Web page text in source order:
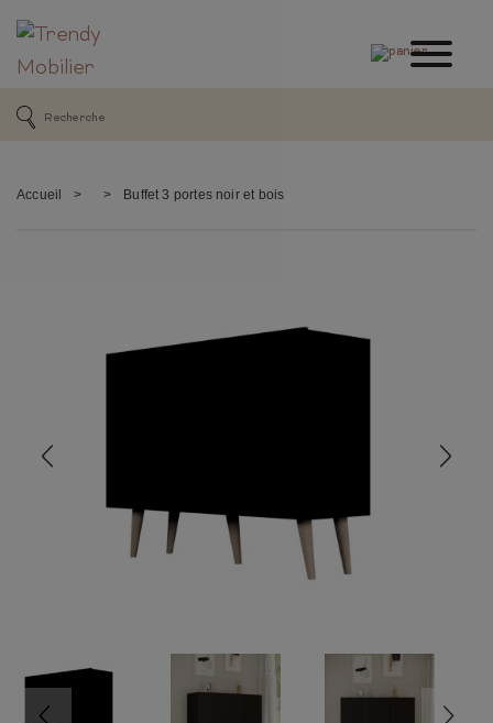
Accueil > > Buffet 3 portes noir et bois